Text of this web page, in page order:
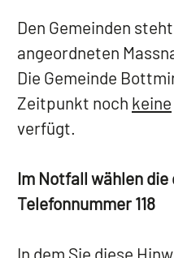
Den Gemeinden
angeordneten
Die Gemeinde
Zeitpunkt noch keine
verfügt.
Im Notfall wählen
Telefonnummer 118
In dem Sie diese